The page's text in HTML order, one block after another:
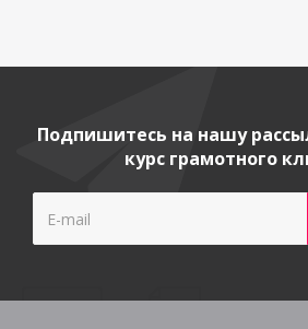
Подпишитесь на нашу
курс грамотного